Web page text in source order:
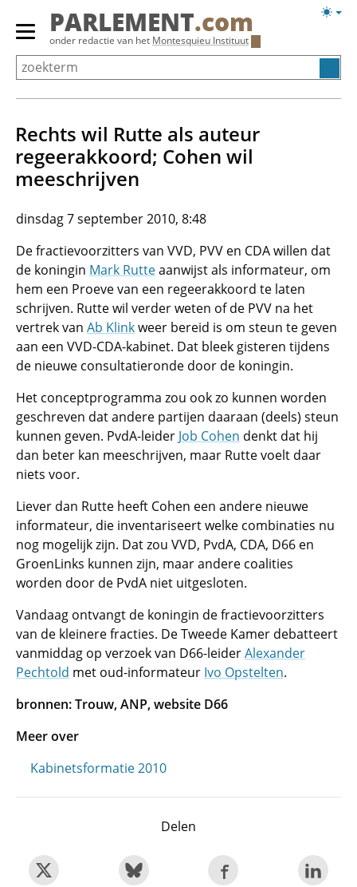
Overslaan
Primair
menu
tonen/verbergen
PARLEMENT.com
onder redactie van het Montesquieu Instituut
Rechts wil Rutte als auteur
regeerakkoord; Cohen wil
meeschrijven
dinsdag 7 september 2010, 8:48
De fractievoorzitters van VVD, PVV en CDA willen dat
de koningin Mark Rutteaanwijst als informateur, om
hem een Proeve van een regeerakkoord te laten
schrijven. Rutte wil verder weten of de PVV na het
vertrek van Ab Klinkweer bereid is om steun te geven
aan een VVD-CDA-kabinet. Dat bleek gisteren tijdens
de nieuwe consultatieronde door de koningin.
Het conceptprogramma zou ook zo kunnen worden
geschreven dat andere partijen daaraan (deels) steun
kunnen geven. PvdA-leider Job Cohen denkt dat hij
dan beter kan meeschrijven, maar Rutte voelt daar
niets voor.
Liever dan Rutte heeft Cohen een andere nieuwe
informateur, die inventariseert welke combinaties nu
nog mogelijk zijn. Dat zou VVD, PvdA, CDA, D66 en
GroenLinks kunnen zijn, maar andere coalities
worden door de PvdA niet uitgesloten.
Vandaag ontvangt de koningin de fractievoorzitters
van de kleinere fracties. De Tweede Kamer debatteert
vanmiddag op verzoek van D66-leiderAlexander
Pechtold met oud-informateur Ivo Opstelten.
bronnen: Trouw, ANP, website D66
Meer over
Kabinetsformatie 2010
Delen